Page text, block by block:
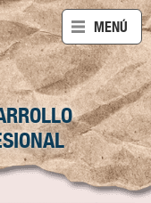
ABRIR
MENÚ